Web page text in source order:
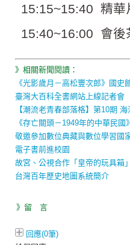
15:15~15:40 精華
15:40~16:00 會後
》相關新聞閱讀：
《光影歲月－高松豐次郎》國
臺灣大百科全書網站上線記者會
【潮流老青春部落格】第10期
《存亡關頭－1949年的中華民
敬邀參加數位典藏與數位學習國
電子書前進校園
故宮、公視合作「皇帝的玩具箱
台灣百年歷史地圖系統簡介
》留 言
回應(0筆)